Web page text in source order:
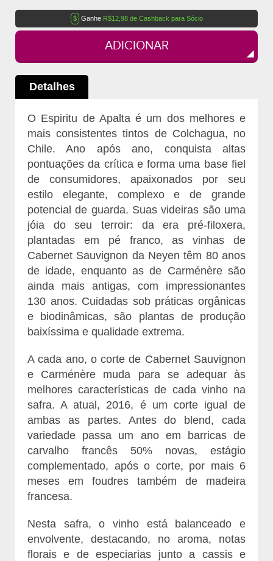
$ Ganhe R$12,98 de Cashback para Sócio
ADICIONAR
Detalhes
O Espiritu de Apalta é um dos melhores e
mais consistentes tintos de Colchagua, no
Chile. Ano após ano, conquista altas
pontuações da crítica e forma uma base fiel
de consumidores, apaixonados por seu
estilo elegante, complexo e de grande
potencial de guarda. Suas videiras são uma
jóia do seu terroir: da era pré-filoxera,
plantadas em pé franco, as vinhas de
Cabernet Sauvignon da Neyen têm 80 anos
de idade, enquanto as de Carménère são
ainda mais antigas, com impressionantes
130 anos. Cuidadas sob práticas orgânicas
e biodinâmicas, são plantas de produção
baixíssima e qualidade extrema.
A cada ano, o corte de Cabernet Sauvignon
e Carménère muda para se adequar às
melhores características de cada vinho na
safra. A atual, 2016, é um corte igual de
ambas as partes. Antes do blend, cada
variedade passa um ano em barricas de
carvalho francês 50% novas, estágio
complementado, após o corte, por mais 6
meses em foudres também de madeira
francesa.
Nesta safra, o vinho está balanceado e
envolvente, destacando, no aroma, notas
florais e de especiarias junto a cassis e